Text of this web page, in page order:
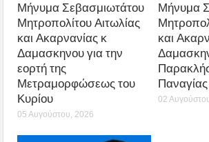
Μήνυμα Σεβασμιωτάτου
Μητροπολίτου Αιτωλίας
και Ακαρνανίας κ
Δαμασκηνου για την
εορτή της
Μετραμορφώσεως του
Κυρίου
05 Αυγούστου, 2026
Μήνυμα
και
Παναγίας
02